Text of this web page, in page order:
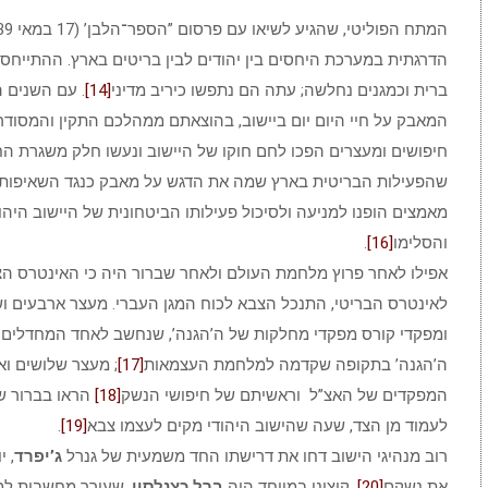
הדרגתית במערכת היחסים בין יהודים לבין בריטים בארץ.
ברית וכמגנים נחלשה; עתה הם נתפשו כיריב מדיני[14]
. עם השנים
המאבק על חיי היום יום ביישוב, בהוצאתם ממהלכם התקין
חיפושים ומעצרים הפכו לחם חוקו של היישוב ונעשו חלק משגרת
שהפעילות הבריטית בארץ שמה את הדגש על מאבק כנגד השאיפות
מאמצים הופנו למניעה ולסיכול פעילותו הביטחונית של היישוב
והסלימו[16]
.
אפילו לאחר פרוץ מלחמת העולם ולאחר שברור היה כי האינטרס
לאינטרס הבריטי, התנכל הצבא לכוח המגן העברי. מעצר ארבעים
ומפקדי קורס מפקדי מחלקות של ה’הגנה’, שנחשב לאחד המחדלים
ה’הגנה’ בתקופה שקדמה למלחמת העצמאות[17]
; מעצר שלושים
המפקדים של האצ”ל וראשיתם של חיפושי הנשק[18]
הראו בברור
לעמוד מן הצד, שעה שהישוב היהודי מקים לעצמו צבא[19]
.
רוב מנהיגי הישוב דחו את דרישתו החד משמעית של גנרל ג’יפרד,